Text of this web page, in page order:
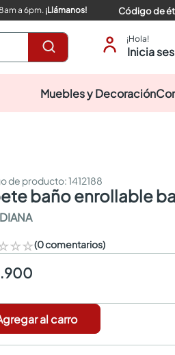
a 6pm.¡Llámanos! Código de
¡Hola!
Inicia
Muebles y Decoración
:1412188
baño enrollable
☆☆(0 comentarios)
al carro